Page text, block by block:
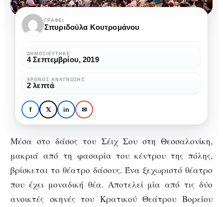
Το φεστιβάλ δάσους τον
Σεπτέμβριο
Το
φεστιβάλ
δάσους
τον
Σεπτέμβριο
ΓΡΆΦΕΙ
Σπυριδούλα Κουτρομάνου
ΔΗΜΟΣΙΕΎΤΗΚΕ
4 Σεπτεμβρίου, 2019
ΧΡΌΝΟΣ ΑΝΆΓΝΩΣΗΣ
2 λεπτά
f 𝕏 in ✉
Μέσα στο δάσος του Σέιχ Σου στη Θεσσαλονίκη,
μακριά από τη φασαρία του κέντρου της πόλης,
βρίσκεται το θέατρο δάσους. Ένα ξεχωριστό θέατρο
που έχει μοναδική θέα. Αποτελεί μία από τις δύο
ανοικτές σκηνές του Κρατικού Θεάτρου Βορείου